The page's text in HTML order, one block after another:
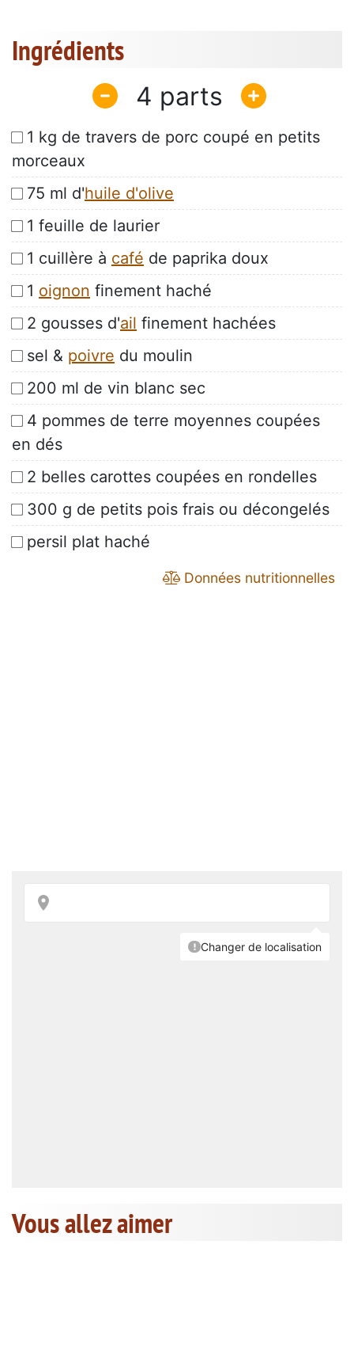
Ingrédients
4
1 kg de travers de porc coupé en petits
morceaux
75 ml d'huile d'olive
1 feuille de laurier
1 cuillère à café de paprika doux
1 oignon finement haché
2 gousses d'ail finement hachées
sel & poivre du moulin
200 ml de vin blanc sec
4 pommes de terre moyennes coupées
en dés
2 belles carottes coupées en rondelles
300 g de petits pois frais ou décongelés
persil plat haché
Données nutritionnelles
Vous allez aimer